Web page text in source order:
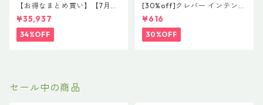
【お得なまとめ買い】【7月末
まで限定】驚愕の2+1企画！#
イマヘア 贅沢コンプリートセ
ット 「今の髪が、一番好きに
なる。」
¥35,937
34%OFF
[30%off]クレバー インテンシ
ブ ケア マスク 30g 希望小売
価格 ¥800 (税抜)
¥616
30%OFF
セール中の商品